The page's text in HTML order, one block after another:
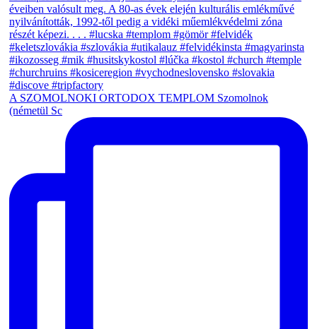
A SZOMOLNOKI ORTODOX TEMPLOM Szomolnok
(németül Sc